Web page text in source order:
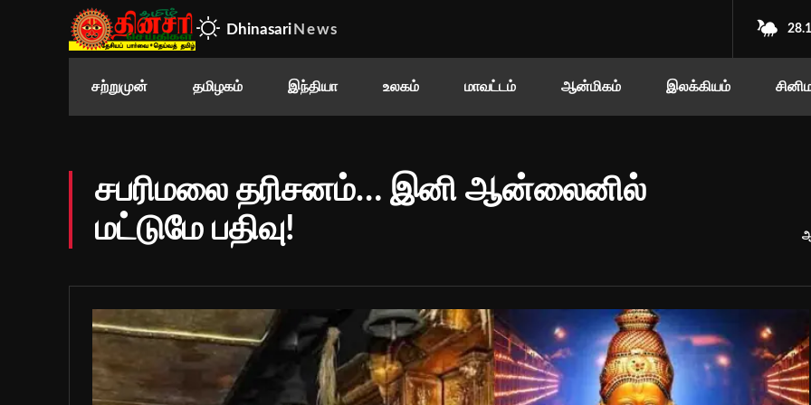
Dhinasari News
சற்றுமுன் தமிழகம் இந்தியா உலகம் மாவட்டம் ஆன்மிகம் இலக்கியம்
சபரிமலை தரிசனம்… இனி ஆன்லைனில்
மட்டுமே பதிவு!